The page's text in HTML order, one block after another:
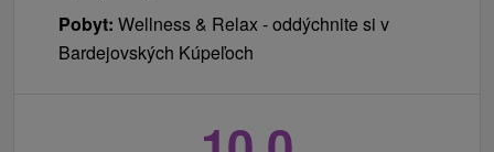
Pobyt: Wellness & Relax - oddýchnite si v
Bardejovských Kúpeľoch